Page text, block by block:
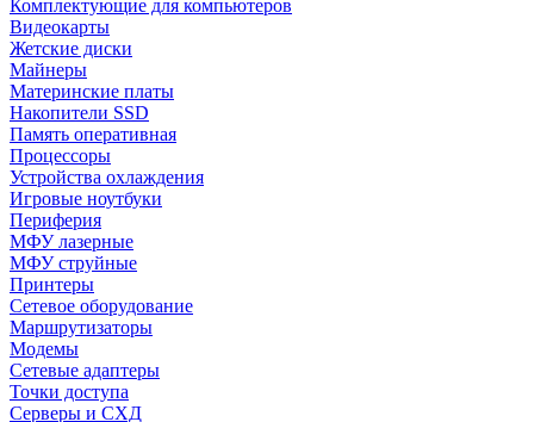
Комплектующие для компьютеров
Видеокарты
Жетские диски
Майнеры
Материнские платы
Накопители SSD
Память оперативная
Процессоры
Устройства охлаждения
Игровые ноутбуки
Периферия
МФУ лазерные
МФУ струйные
Принтеры
Сетевое оборудование
Маршрутизаторы
Модемы
Сетевые адаптеры
Точки доступа
Серверы и СХД